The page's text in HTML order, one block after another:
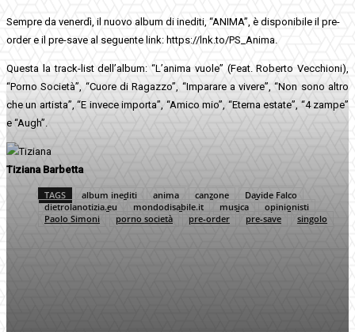
Sempre da venerdì, il nuovo album di inediti, “ANIMA”, è disponibile il pre-
order e il pre-save al seguente link: https://lnk.to/PS_Anima.
Questa la track-list dell’album: “L’anima vuole” (Feat. Roberto Vecchioni),
“Porno Società”, “Cuore di Ragazzo”, “Imparare a vivere”, “Non sono altro
che un artista”, “E invece importa”, “Amico mio”, “Eterna estate”, “4 zampe”
e “Augh”.
Tiziana Barbetta
TAGS album inediti anima canzone
Davide Falco
dietrolanotizia.eu
mondodisabile.it musica
opinionisti
Paolo Simoni
porno società pre-order pre-save singolo